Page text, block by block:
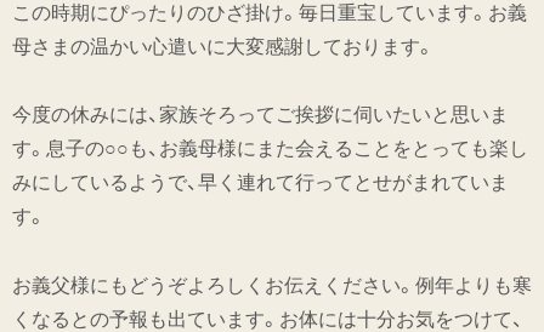
この時期にぴったりのひざ掛け。毎日重宝しています。お義
母さまの温かい心遣いに大変感謝しております。
今度の休みには、家族そろってご挨拶に伺いたいと思いま
す。息子の○○も、お義母様にまた会えることをとっても楽し
みにしているようで、早く連れて行ってとせがまれていま
す。
お義父様にもどうぞよろしくお伝えください。例年よりも寒
くなるとの予報も出ています。お体には十分お気をつけて、